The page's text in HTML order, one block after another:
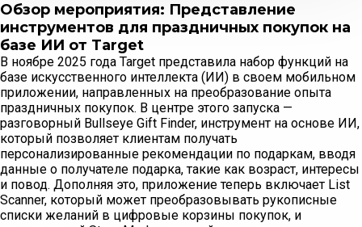
Обзор мероприятия: Представление
инструментов для праздничных покупок на
базе ИИ от Target
В ноябре 2025 года Target представила набор функций на
базе искусственного интеллекта (ИИ) в своем мобильном
приложении, направленных на преобразование опыта
праздничных покупок. В центре этого запуска —
разговорный Bullseye Gift Finder, инструмент на основе ИИ,
который позволяет клиентам получать
персонализированные рекомендации по подаркам, вводя
данные о получателе подарка, такие как возраст, интересы
и повод. Дополняя это, приложение теперь включает List
Scanner, который может преобразовывать рукописные
списки желаний в цифровые корзины покупок, и